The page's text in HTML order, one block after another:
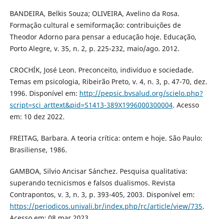
BANDEIRA, Belkis Souza; OLIVEIRA, Avelino da Rosa.
Formação cultural e semiformação: contribuições de
Theodor Adorno para pensar a educação hoje. Educação,
Porto Alegre, v. 35, n. 2, p. 225-232, maio/ago. 2012.
CROCHÍK, José Leon. Preconceito, indivíduo e sociedade.
Temas em psicologia, Ribeirão Preto, v. 4, n. 3, p. 47-70, dez.
1996. Disponível em: http://pepsic.bvsalud.org/scielo.php?
script=sci_arttext&pid=S1413-389X1996000300004. Acesso
em: 10 dez 2022.
FREITAG, Barbara. A teoria crítica: ontem e hoje. São Paulo:
Brasiliense, 1986.
GAMBOA, Silvio Ancisar Sánchez. Pesquisa qualitativa:
superando tecnicismos e falsos dualismos. Revista
Contrapontos, v. 3, n. 3, p. 393-405, 2003. Disponível em:
https://periodicos.univali.br/index.php/rc/article/view/735.